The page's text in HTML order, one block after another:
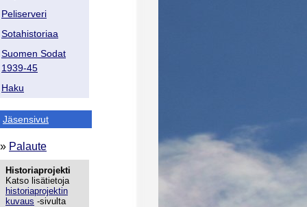
Peliserveri
Sotahistoriaa
Suomen Sodat
1939-45
Haku
Jäsensivut
» Palaute
Historiaprojekti
Katso lisätietoja
historiaprojektin
kuvaus -sivulta